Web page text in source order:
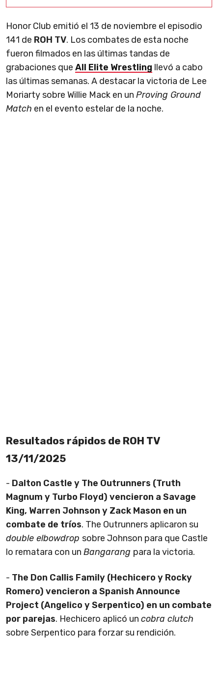
Honor Club emitió el 13 de noviembre el episodio
141 de ROH TV. Los combates de esta noche
fueron filmados en las últimas tandas de
grabaciones que All Elite Wrestling llevó a cabo
las últimas semanas. A destacar la victoria de Lee
Moriarty sobre Willie Mack en un Proving Ground
Match en el evento estelar de la noche.
Resultados rápidos de ROH TV
13/11/2025
- Dalton Castle y The Outrunners (Truth
Magnum y Turbo Floyd) vencieron a Savage
King, Warren Johnson y Zack Mason en un
combate de tríos. The Outrunners aplicaron su
double elbowdrop sobre Johnson para que Castle
lo rematara con un Bangarang para la victoria.
- The Don Callis Family (Hechicero y Rocky
Romero) vencieron a Spanish Announce
Project (Angelico y Serpentico) en un combate
por parejas. Hechicero aplicó un cobra clutch
sobre Serpentico para forzar su rendición.